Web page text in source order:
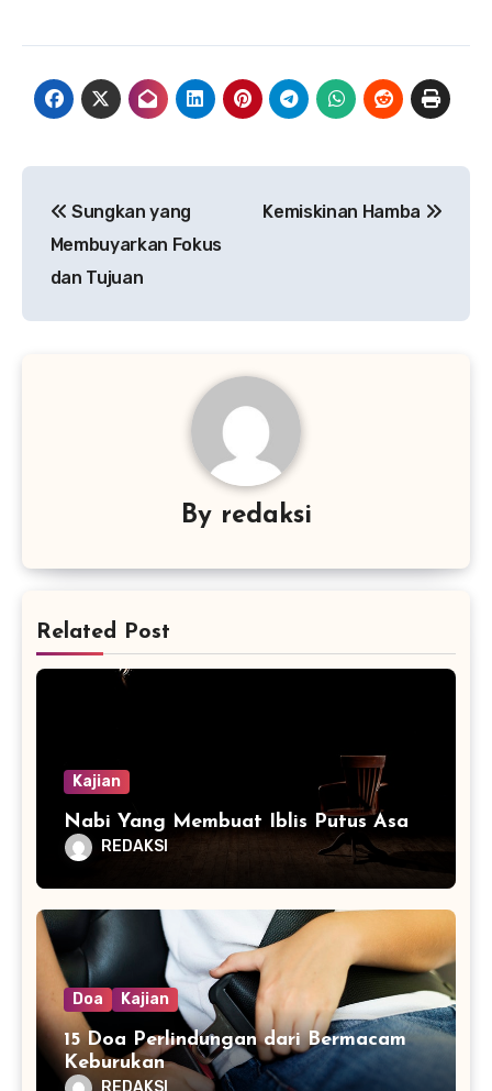
pos
Sungkan yang
Membuyarkan Fokus
dan Tujuan
Kemiskinan Hamba
By redaksi
Related Post
Kajian
Nabi Yang Membuat Iblis Putus Asa
REDAKSI
Doa Kajian
15 Doa Perlindungan dari Bermacam
Keburukan
REDAKSI